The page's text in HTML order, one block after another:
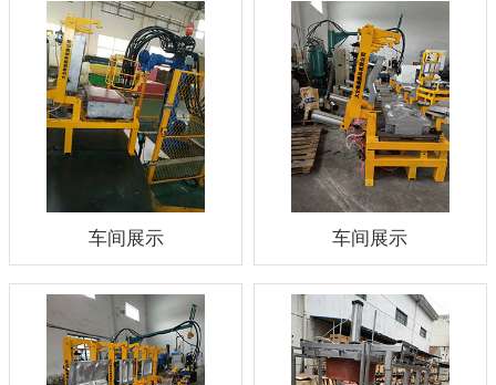
车间展示 车间展示